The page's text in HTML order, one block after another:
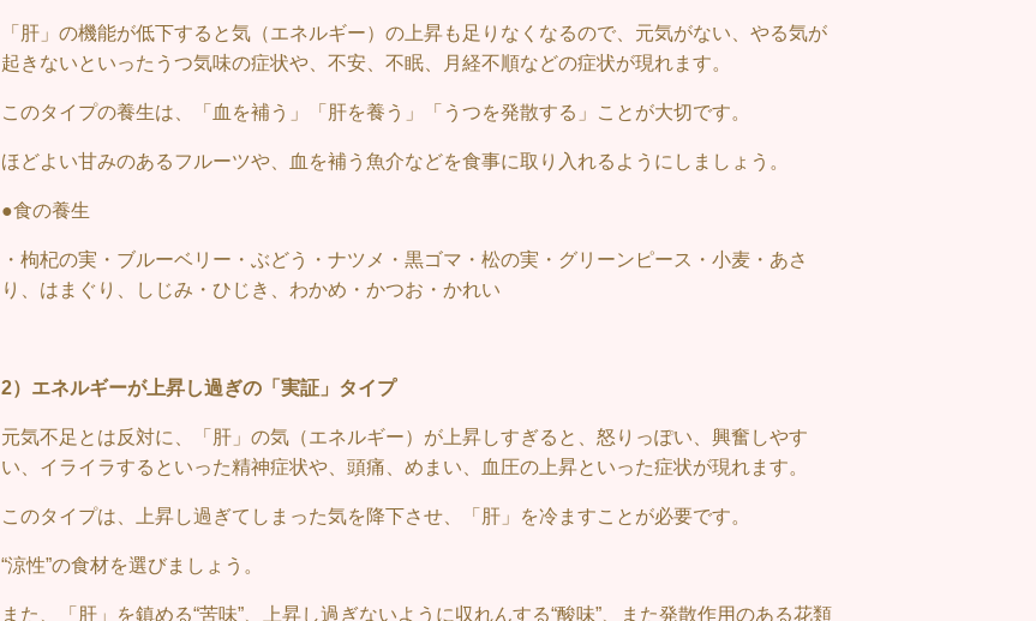
「肝」の機能が低下すると気（エネルギー）の上昇も足りなくなるので、元気がない、やる気が
起きないといったうつ気味の症状や、不安、不眠、月経不順などの症状が現れます。
このタイプの養生は、「血を補う」「肝を養う」「うつを発散する」ことが大切です。
ほどよい甘みのあるフルーツや、血を補う魚介などを食事に取り入れるようにしましょう。
●食の養生
・枸杞の実・ブルーベリー・ぶどう・ナツメ・黒ゴマ・松の実・グリーンピース・小麦・あさ
り、はまぐり、しじみ・ひじき、わかめ・かつお・かれい
2）エネルギーが上昇し過ぎの「実証」タイプ
元気不足とは反対に、「肝」の気（エネルギー）が上昇しすぎると、怒りっぽい、興奮しやす
い、イライラするといった精神症状や、頭痛、めまい、血圧の上昇といった症状が現れます。
このタイプは、上昇し過ぎてしまった気を降下させ、「肝」を冷ますことが必要です。
“涼性”の食材を選びましょう。
また、「肝」を鎮める“苦味”、上昇し過ぎないように収れんする“酸味”、また発散作用のある花類